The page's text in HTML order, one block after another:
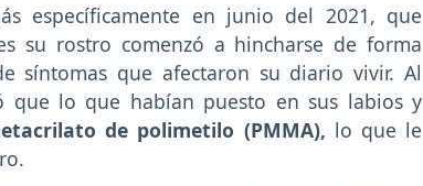
específicamente en junio del 2021, que
su rostro comenzó a hincharse de forma
síntomas que afectaron su diario vivir. Al
que lo que habían puesto en sus labios y
de polimetilo (PMMA), lo que le